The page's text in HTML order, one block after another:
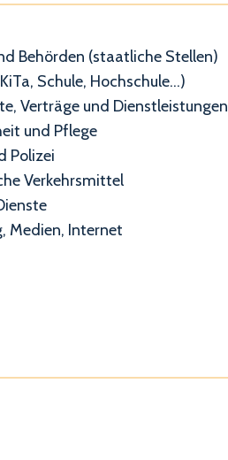
Behörden (staatliche Stellen)
Schule, Hochschule...)
Verträge und Dienstleistungen
und Pflege
Polizei
Verkehrsmittel
Medien, Internet